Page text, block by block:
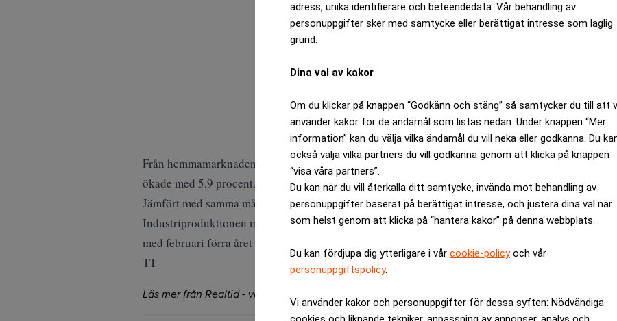
adress, unika identifierare och beteendedata. Vår behandling av
personuppgifter sker med samtycke eller berättigat intresse som laglig
grund.
Dina val av kakor
Om du klickar på knappen “Godkänn och stäng” så samtycker du till att
använder kakor för de ändamål som listas nedan. Under knappen “Mer
information” kan du välja vilka ändamål du vill neka eller godkänna. Du
också välja vilka partners du vill godkänna genom att klicka på knappen
“visa våra partners”.
Du kan när du vill återkalla ditt samtycke, invända mot behandling av
personuppgifter baserat på berättigat intresse, och justera dina val när
som helst genom att klicka på “hantera kakor” på denna webbplats.
Du kan fördjupa dig ytterligare i vår cookie-policyoch vår
personuppgiftspolicy.
Vi använder kakor och personuppgifter för dessa syften: Nödvändiga
Från hemmamarknaden minskade orderingången med 1,2 procent från januari till februari.
ökade med 5,9 procent.
Jämfört med samma månad i fjol steg den totala orderingången med 8,5 procent i februari.
Industriproduktionen minskade med 1,4 procent från januari till februari, efter en ökning med
med februari förra året ökade industriproduktionen med 1,5 procent.
TT
Läs mer från Realtid - vårt nyhetsbrev är kostnadsfritt: